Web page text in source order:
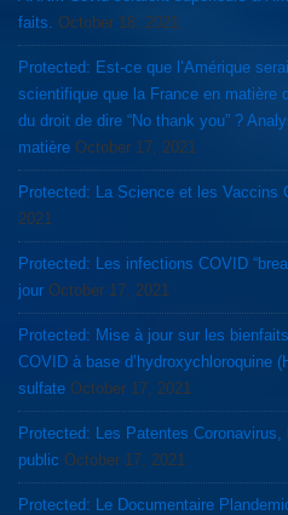
faits.
October 18, 2021
Protected: Est-ce que l’Amérique
scientifique que la France en matière
du droit de dire “No thank you” ?
matière October 17, 2021
Protected: La Science et les Vaccins
2021
Protected: Les infections COVID
jour October 17, 2021
Protected: Mise à jour sur les
COVID à base d’hydroxychloroquine
sulfate October 17, 2021
Protected: Les Patentes
public October 17, 2021
Protected: Le Documentaire